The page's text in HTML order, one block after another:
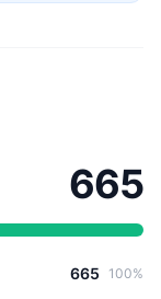
665
665 100%